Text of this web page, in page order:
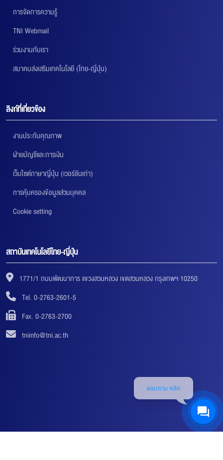
การจัดการความรู้
TNI Webmail
ร่วมงานกับเรา
สมาคมส่งเสริมเทคโนโลยี (ไทย-ญี่ปุ่น)
ลิงก์ที่เกี่ยวข้อง
งานประกันคุณภาพ
ฝ่ายบัญชีและการเงิน
เว็บไซต์ภาษาญี่ปุ่น (เวอร์ชันเก่า)
การคุ้มครองข้อมูลส่วนบุคคล
Cookie setting
สถาบันเทคโนโลยีไทย-ญี่ปุ่น
1771/1 ถนนพัฒนาการ แขวงสวนหลวง เขตสวนหลวง กรุงเทพฯ 10250
Tel. 0-2763-2601-5
Fax. 0-2763-2700
tniinfo@tni.ac.th
สอบถาม คลิก